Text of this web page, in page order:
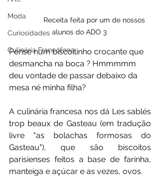
Moda
Curiosidades
Culinária Francófona
               Receita feita por um de nossos
alunos do ADO 3
Pense num biscoitinho crocante que
desmancha na boca ? Hmmmmm
deu vontade de passar debaixo da
mesa né minha filha?
A culinária francesa nos dá Les sablés
trop beaux de Gasteau (em tradução
livre "as bolachas formosas do
Gasteau"), que são biscoitos
parisienses feitos a base de farinha,
manteiga e açúcar e as vezes, ovos.